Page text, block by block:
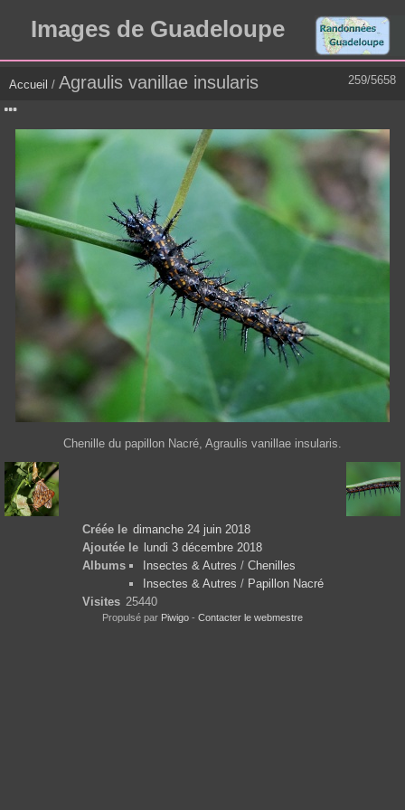
Images de Guadeloupe
259/5658
Accueil / Agraulis vanillae insularis
Chenille du papillon Nacré, Agraulis vanillae insularis.
Créée le dimanche 24 juin 2018
Ajoutée le
lundi 3 décembre 2018
Albums
Insectes & Autres / Chenilles
Insectes & Autres / Papillon Nacré
Visites 25440
Propulsé par Piwigo - Contacter le webmestre